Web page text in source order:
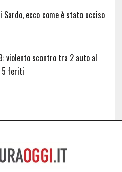
Sardo, ecco come è stato ucciso
violento scontro tra 2 auto al
5 feriti